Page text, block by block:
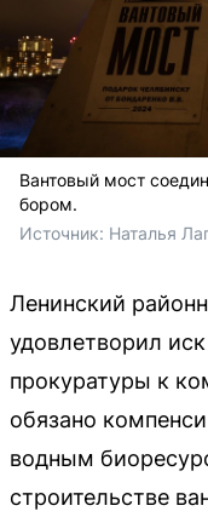
Вантовый мост
бором.
Источник: Наталья
Ленинский
удовлетворил
прокуратуры к
обязано
водным
строительстве